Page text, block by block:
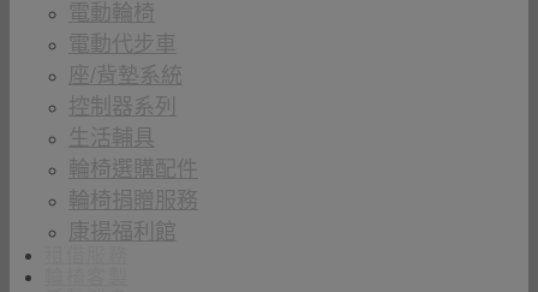
電動輪椅
電動代步車
座/背墊系統
控制器系列
生活輔具
輪椅選購配件
輪椅捐贈服務
康揚福利館